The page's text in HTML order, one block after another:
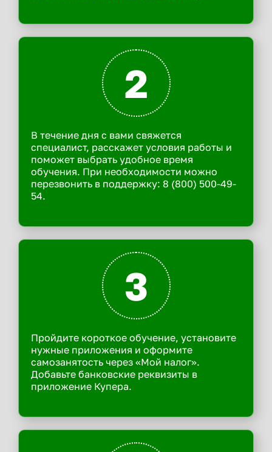
2
В течение дня с вами свяжется
специалист, расскажет условия работы и
поможет выбрать удобное время
обучения. При необходимости можно
перезвонить в поддержку: 8 (800) 500-49-
54.
3
Пройдите короткое обучение, установите
нужные приложения и оформите
самозанятость через «Мой налог».
Добавьте банковские реквизиты в
приложение Купера.